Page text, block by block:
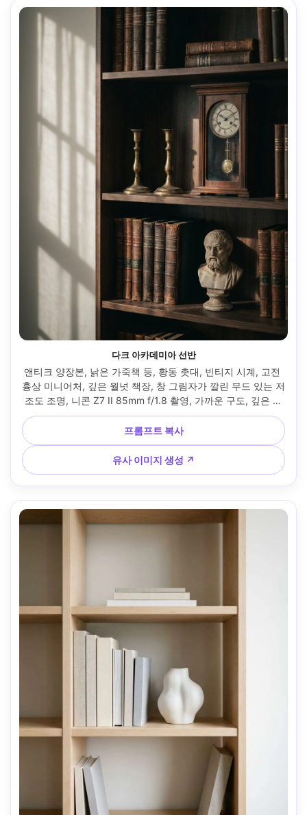
다크 아카데미아 선반
앤티크 양장본, 낡은 가죽책 등, 황동 촛대, 빈티지 시계, 고전
흉상 미니어처, 깊은 월넛 책장, 창 그림자가 깔린 무드 있는 저
조도 조명, 니콘 Z7 II 85mm f/1.8 촬영, 가까운 구도, 깊은 명
암, 영화적 색 보정, 매우 사실적인 텍스처 디테일 --ar 4:5
프롬프트 복사
유사 이미지 생성 ↗